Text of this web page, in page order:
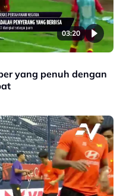
03:20
yang penuh dengan